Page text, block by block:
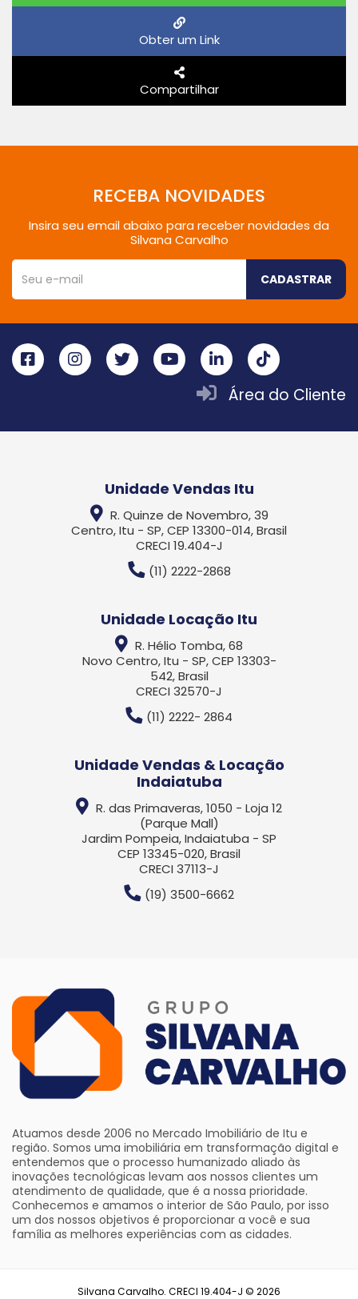
Obter um Link
Compartilhar
RECEBA NOVIDADES
Insira seu email abaixo para receber novidades da
Silvana Carvalho
CADASTRAR
Área do Cliente
Unidade Vendas Itu
R. Quinze de Novembro, 39
Centro, Itu - SP, CEP 13300-014, Brasil
CRECI 19.404-J
(11) 2222-2868
Unidade Locação Itu
R. Hélio Tomba, 68
Novo Centro, Itu - SP, CEP 13303-
542, Brasil
CRECI 32570-J
(11) 2222- 2864
Unidade Vendas & Locação
Indaiatuba
R. das Primaveras, 1050 - Loja 12
(Parque Mall)
Jardim Pompeia, Indaiatuba - SP
CEP 13345-020, Brasil
CRECI 37113-J
(19) 3500-6662
Atuamos desde 2006 no Mercado Imobiliário de Itu e
região. Somos uma imobiliária em transformação digital e
entendemos que o processo humanizado aliado às
inovações tecnológicas levam aos nossos clientes um
atendimento de qualidade, que é a nossa prioridade.
Conhecemos e amamos o interior de São Paulo, por isso
um dos nossos objetivos é proporcionar a você e sua
família as melhores experiências com as cidades.
Silvana Carvalho. CRECI 19.404-J © 2026